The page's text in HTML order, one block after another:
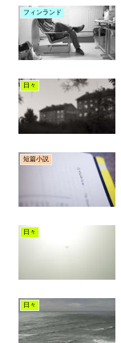
フィンランド
日々
短篇小説
日々
日々